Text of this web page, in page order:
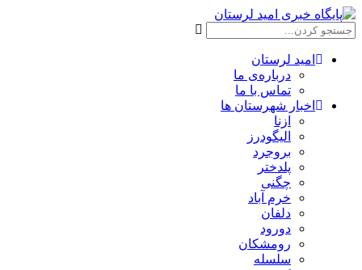
امید لرستان
درباره‌ی ما
تماس با ما
اخبار شهرستان ها
ازنا
الیگودرز
بروجرد
پلدختر
چگنی
خرم آباد
دلفان
دورود
رومشکان
سلسله